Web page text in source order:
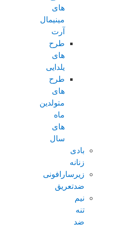
های
مینیمال
آرت
طرح
های
یلدایی
طرح
های
متولدین
ماه
های
سال
بادی
زنانه
زیرسارافونی
ضدتعریق
نیم
تنه
ضد